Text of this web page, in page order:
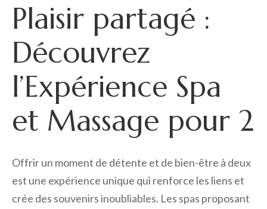
Plaisir partagé :
Découvrez
l’Expérience Spa
et Massage pour 2
Offrir un moment de détente et de bien-être à deux
est une expérience unique qui renforce les liens et
crée des souvenirs inoubliables. Les spas proposant